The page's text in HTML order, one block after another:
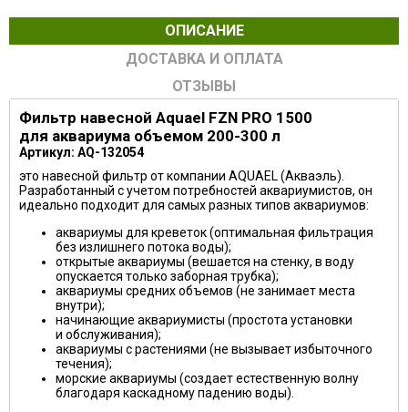
ОПИСАНИЕ
ДОСТАВКА И ОПЛАТА
ОТЗЫВЫ
Фильтр навесной Aquael FZN PRO 1500
для аквариума объемом 200-300 л
Артикул: AQ-132054
это навесной фильтр от компании AQUAEL (Акваэль).
Разработанный с учетом потребностей аквариумистов, он
идеально подходит для самых разных типов аквариумов:
аквариумы для креветок (оптимальная фильтрация
без излишнего потока воды);
открытые аквариумы (вешается на стенку, в воду
опускается только заборная трубка);
аквариумы средних объемов (не занимает места
внутри);
начинающие аквариумисты (простота установки
и обслуживания);
аквариумы с растениями (не вызывает избыточного
течения);
морские аквариумы (создает естественную волну
благодаря каскадному падению воды).